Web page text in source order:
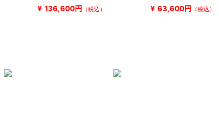
¥ 136,600円 （税込） ¥ 63,600円 （税込）